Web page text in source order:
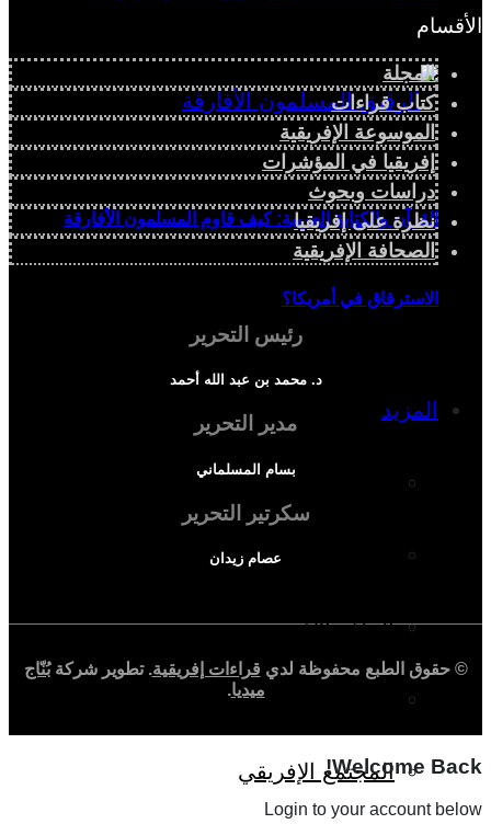
القرآن والكتابة العربية: كيف قاوم المسلمون الأفارقة
الاسترقاق في أمريكا؟
المزيد
إفريقيا في المؤشرات
الحالة الدينية
الملف الإفريقي
الصحافة الإفريقية
المجتمع الإفريقي
الأقسام
المجلة
كتاب قراءات
الموسوعة الإفريقية
إفريقيا في المؤشرات
دراسات وبحوث
نظرة على إفريقيا
الصحافة الإفريقية
رئيس التحرير
د. محمد بن عبد الله أحمد
مدير التحرير
بسام المسلماني
سكرتير التحرير
عصام زيدان
© حقوق الطبع محفوظة لدي قراءات إفريقية. تطوير شركةبُنّاج
ميديا.
Welcome Back!
Login to your account below